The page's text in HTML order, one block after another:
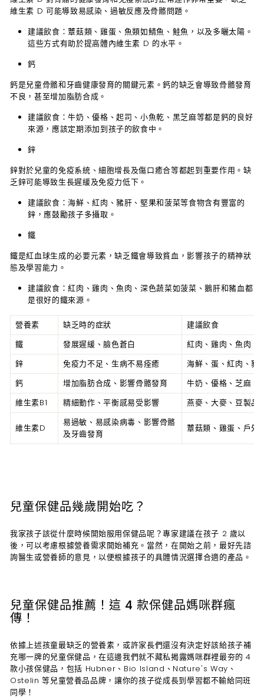
維生素 D 可能導致易感染、過敏反應及骨骼問題。
建議飲食 ：蕈菇類、雞蛋、魚類如鯖魚、鮭魚，以及多曬太陽。
這些方式有助於提高體內維生素 D 的水平。
鈣
鈣是兒童骨骼和牙齒健康發育的關鍵元素。鈣的缺乏會導致骨骼發育
不良，甚至增加脂肪合成。
建議飲食 ：牛奶、優格、起司、小魚乾、黑芝麻等都是鈣的良好
來源，應該定期添加到孩子的飲食中。
鋅
鋅對於兒童的免疫系統、細胞增長及傷口癒合等都起到重要作用。缺
乏鋅可能導致生長遲緩及免疫力低下。
建議飲食 ：海鮮、紅肉、豬肝、堅果和菠菜等食物含有豐富的
鋅，應鼓勵孩子多攝取。
鐵
鐵是紅血球生成的必要元素，缺乏鐵會導致貧血，影響孩子的精神狀
態及學習能力。
建議飲食 ：紅肉、雞肉、魚肉、深色蔬菜如菠菜、鵝肝和豬血都
是很好的鐵來源。
營養素 缺乏時的症狀
建議飲食
鐵
發展遲緩、臉色蒼白
紅肉、雞肉、魚肉、
鋅
免疫力不足、生病不易痊癒
海鮮、蛋、紅肉、豬
鈣
增加脂肪合成、影響骨骼發育
牛奶、優格、芝麻、
維生素B1
精細動作、平衡感易受影響 燕麥、大麥、豆製品
維生素D
易過敏、易感染病毒、影響骨骼
及牙齒發育
蕈菇類、雞蛋、戶外
兒童保健品幾歲開始吃？
我家孩子該從什麼時候開始服用保健品呢？專家建議在孩子 2 歲以
後，可以考慮根據營養需求開始補充。當然，在開始之前，最好先諮
詢醫生或營養師的意見，以便根據孩子的具體情況選擇合適的產品。
兒童保健品推薦！這 4 款保健品媽咪群瘋
傳！
依據上述孩童最缺乏的營養素，或許家長們還沒有決定好該給孩子補
充哪一牌的兒童保健品，在這邊我們就不藏私揭露媽咪群裡最夯的 4
款小孩保健品，包括 Hubner、Bio Island、Nature's Way、
Ostelin 等兒童營養品品牌，讓你的孩子從成長到學習都不輸給同班
同學！